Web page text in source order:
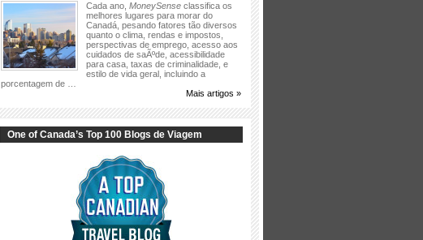
Cada ano, MoneySense classifica os
melhores lugares para morar do
Canadá, pesando fatores tão diversos
quanto o clima, rendas e impostos,
perspectivas de emprego, acesso aos
cuidados de saÃºde, acessibilidade
para casa, taxas de criminalidade, e
estilo de vida geral, incluindo a
porcentagem de …
Mais artigos »
One of Canada’s Top 100 Blogs de Viagem